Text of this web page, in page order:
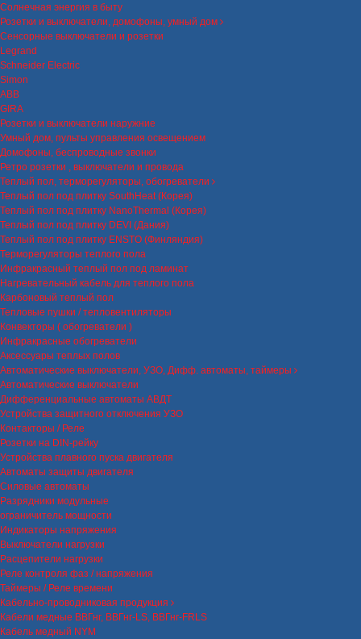
Солнечная энергия в быту
Розетки и выключатели, домофоны, умный дом
Сенсорные выключатели и розетки
Legrand
Schneider Electric
Simon
ABB
GIRA
Розетки и выключатели наружние
Умный дом, пульты управления освещением
Домофоны, беспроводные звонки
Ретро розетки , выключатели и провода
Теплый пол, терморегуляторы, обогреватели
Теплый пол под плитку SouthHeat (Корея)
Теплый пол под плитку NanoThermal (Корея)
Теплый пол под плитку DEVI (Дания)
Теплый пол под плитку ENSTO (Финляндия)
Терморегуляторы теплого пола
Инфракрасный теплый пол под ламинат
Нагревательный кабель для теплого пола
Карбоновый теплый пол
Тепловые пушки / тепловентиляторы
Конвекторы ( обогреватели )
Инфракрасные обогреватели
Аксессуары теплых полов
Автоматические выключатели, УЗО, Дифф. автоматы, таймеры
Автоматические выключатели
Дифференциальные автоматы АВДТ
Устройства защитного отключения УЗО
Контакторы / Реле
Розетки на DIN-рейку
Устройства плавного пуска двигателя
Автоматы защиты двигателя
Силовые автоматы
Разрядники модульные
ограничитель мощности
Индикаторы напряжения
Выключатели нагрузки
Расцепители нагрузки
Реле контроля фаз / напряжения
Таймеры / Реле времени
Кабельно-проводниковая продукция
Кабели медные ВВГнг, ВВГнг-LS, ВВГнг-FRLS
Кабель медный NYM